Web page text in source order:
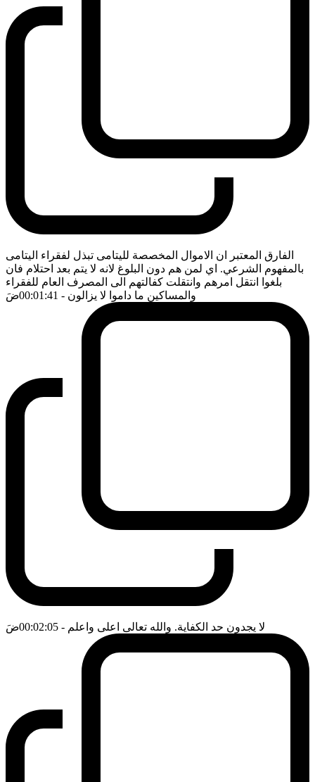
الفارق المعتبر ان الاموال المخصصة لليتامى تبذل لفقراء اليتامى
بالمفهوم الشرعي. اي لمن هم دون البلوغ لانه لا يتم بعد احتلام فان
بلغوا انتقل امرهم وانتقلت كفالتهم الى المصرف العام للفقراء
والمساكين ما داموا لا يزالون - 00:01:41 ضَ
لا يجدون حد الكفاية. والله تعالى اعلى واعلم - 00:02:05 ضَ